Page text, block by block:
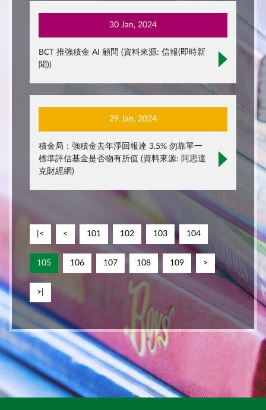
30 Jan, 2024
BCT 推強積金 AI 顧問 (資料來源: 信報(即時新
聞))
29 Jan, 2024
積金局：強積金去年淨回報達 3.5% 勿靠單一
標準評估基金是否物有所值 (資料來源: 阿思達
克財經網)
|< < 101 102 103 104
105 106 107 108 109 >
>|